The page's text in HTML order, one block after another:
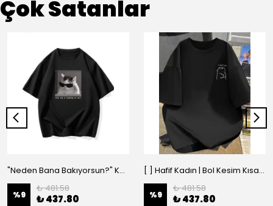
Çok Satanlar
"Neden Bana Bakıyorsun?" Komik Kedi Grafik Tişört - Dijital Baskılı Siyah Bol - Siyah
%9
₺ 481.58
₺ 437.80
[ ] Hafif Kadın | Bol Kesim Kısa Kollu Yuvarlak Yaka Eğlenceli Karikatür Ayı ve - Siyah
%9
₺ 481.58
₺ 437.80